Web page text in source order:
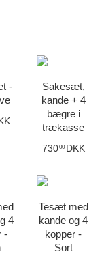
-
Sakesæt,
kande + 4
bægre i
trækasse
73000 DKK
4
-
Tesæt med
kande og 4
kopper -
Sort